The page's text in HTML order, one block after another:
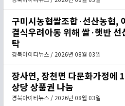
구미시농협쌀조합·선산농협,
결식우려아동 위해 쌀·햇반 선
탁
경북아이티뉴스 / 2026년 08월 03일
장사연, 장천면 다문화가정에
상당 상품권 나눔
경북아이티뉴스 / 2026년 08월 03일